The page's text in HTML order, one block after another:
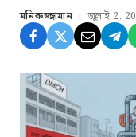
মনিরুজ্জামান জুলাই 2,